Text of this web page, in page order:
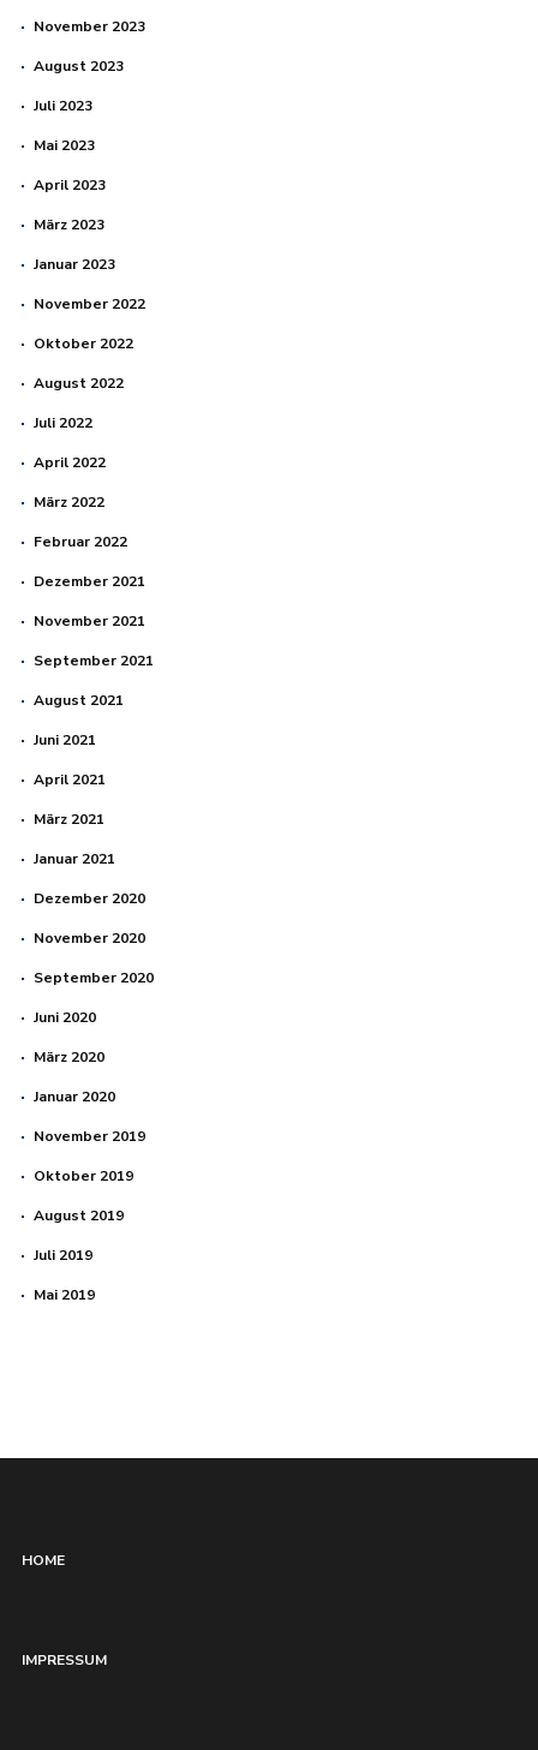
November 2023
August 2023
Juli 2023
Mai 2023
April 2023
März 2023
Januar 2023
November 2022
Oktober 2022
August 2022
Juli 2022
April 2022
März 2022
Februar 2022
Dezember 2021
November 2021
September 2021
August 2021
Juni 2021
April 2021
März 2021
Januar 2021
Dezember 2020
November 2020
September 2020
Juni 2020
März 2020
Januar 2020
November 2019
Oktober 2019
August 2019
Juli 2019
Mai 2019
HOME
IMPRESSUM